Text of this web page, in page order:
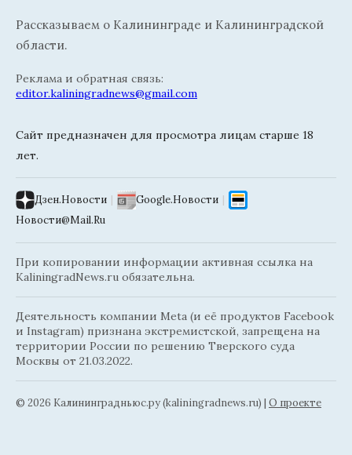
Рассказываем о Калининграде и Калининградской
области.
Реклама и обратная связь:
editor.kaliningradnews@gmail.com
Сайт предназначен для просмотра лицам старше 18
лет.
Дзен.Новости | Google.Новости |
Новости@Mail.Ru
При копировании информации активная ссылка на
KaliningradNews.ru обязательна.
Деятельность компании Meta (и её продуктов Facebook
и Instagram) признана экстремистской, запрещена на
территории России по решению Тверского суда
Москвы от 21.03.2022.
© 2026 Калининградньюc.ру (kaliningradnews.ru) | О проекте